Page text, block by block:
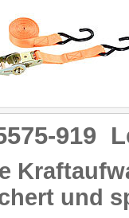
919
und